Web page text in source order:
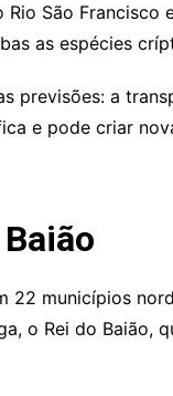
São Francisco
as espécies
previsões: a
e pode criar
22 municípios
o Rei do Baião,